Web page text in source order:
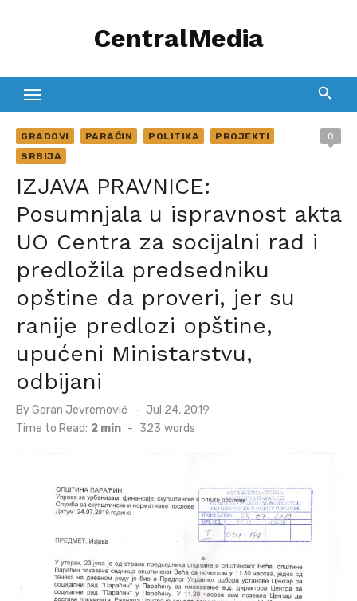
CentralMedia
GRADOVI PARAĆIN POLITIKA
PROJEKTI
SRBIJA
0
IZJAVA PRAVNICE:
Posumnjala u ispravnost akta
UO Centra za socijalni rad i
predložila predsedniku
opštine da proveri, jer su
ranije predlozi opštine,
upućeni Ministarstvu,
odbijani
ByGoran Jevremović
Posted
on
Jul 24, 2019
Time to Read: 2 min - 323 words